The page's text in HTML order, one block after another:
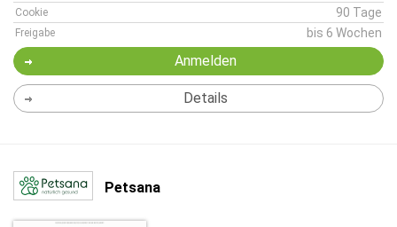
Cookie 90 Tage
Freigabe bis 6 Wochen
Anmelden
Details
Petsana